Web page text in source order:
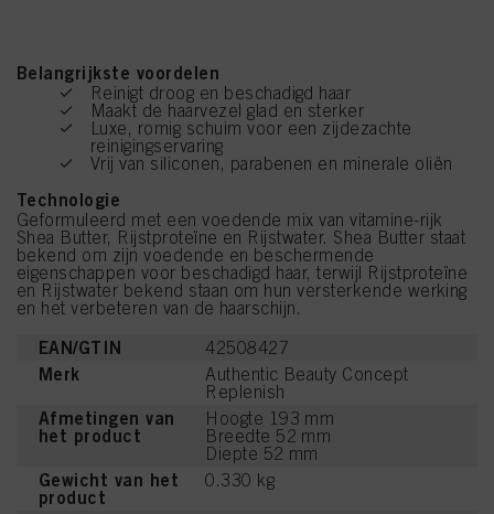
Belangrijkste voordelen
Reinigt droog en beschadigd haar
Maakt de haarvezel glad en sterker
Luxe, romig schuim voor een zijdezachte
reinigingservaring
Vrij van siliconen, parabenen en minerale oliën
Technologie
Geformuleerd met een voedende mix van vitamine-rijk
Shea Butter, Rijstproteïne en Rijstwater. Shea Butter staat
bekend om zijn voedende en beschermende
eigenschappen voor beschadigd haar, terwijl Rijstproteïne
en Rijstwater bekend staan om hun versterkende werking
en het verbeteren van de haarschijn.
EAN/GTIN 42508427
Merk
Authentic Beauty Concept
Replenish
Afmetingen van
het product
Hoogte 193 mm
Breedte 52 mm
Diepte 52 mm
Gewicht van het
product
0.330 kg